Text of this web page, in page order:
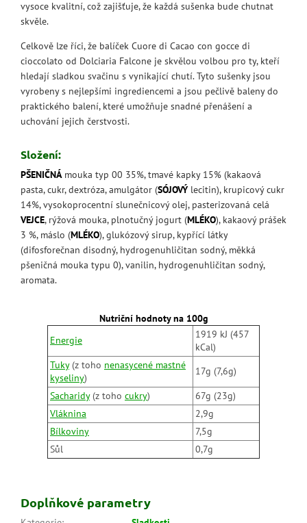
vysoce kvalitní, což zajišťuje, že každá sušenka bude chutnat
skvěle.
Celkově lze říci, že balíček Cuore di Cacao con gocce di
cioccolato od Dolciaria Falcone je skvělou volbou pro ty, kteří
hledají sladkou svačinu s vynikající chutí. Tyto sušenky jsou
vyrobeny s nejlepšími ingrediencemi a jsou pečlivě baleny do
praktického balení, které umožňuje snadné přenášení a
uchování jejich čerstvosti.
Složení:
PŠENIČNÁmouka typ 00 35%, tmavé kapky 15% (kakaová
pasta, cukr, dextróza, amulgátor (SÓJOVÝlecitin), krupicový cukr
14%, vysokoprocentní slunečnicový olej, pasterizovaná celá
VEJCE, rýžová mouka, plnotučný jogurt (MLÉKO), kakaový prášek
3 %, máslo (MLÉKO), glukózový sirup, kypřící látky
(difosforečnan disodný, hydrogenuhličitan sodný, měkká
pšeničná mouka typu 0), vanilin, hydrogenuhličitan sodný,
aromata.
Nutriční hodnoty na 100g
Energie
1919 kJ (457
kCal)
Tuky(z toho nenasycené mastné
kyseliny)
17g (7,6g)
Sacharidy(z toho cukry)
67g (23g)
Vláknina
2,9g
Bílkoviny
7,5g
Sůl
0,7g
Doplňkové parametry